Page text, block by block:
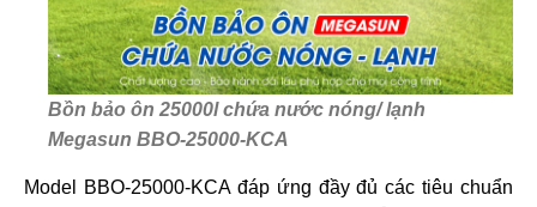
Bồn bảo ôn 25000l chứa nước nóng/ lạnh
Megasun BBO-25000-KCA
Model BBO-25000-KCA đáp ứng đầy đủ các tiêu chuẩn